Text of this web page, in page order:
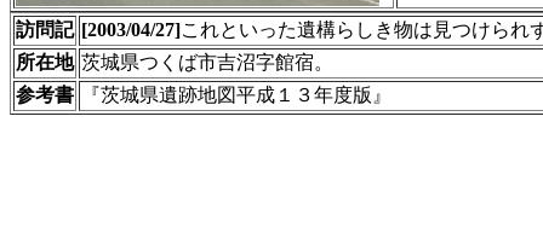
訪問記 [2003/04/27]これといった遺構らしき物は見つけられ
所在地 茨城県つくば市吉沼字館宿。
参考書
『茨城県遺跡地図平成１３年度版』